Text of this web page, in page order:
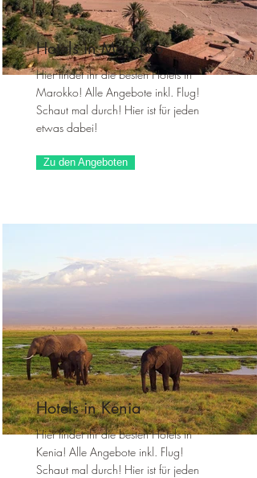
Hotels in Marokko
Hier findet ihr die besten Hotels in
Marokko! Alle Angebote inkl. Flug!
Schaut mal durch! Hier ist für jeden
etwas dabei!
Zu den Angeboten
Hotels in Kenia
Hier findet ihr die besten Hotels in
Kenia! Alle Angebote inkl. Flug!
Schaut mal durch! Hier ist für jeden